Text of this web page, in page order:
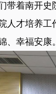
带着南开
人才培养
、幸福安康。